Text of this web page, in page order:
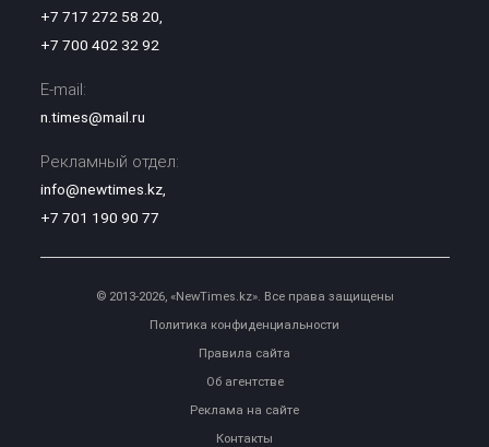
+7 717 272 58 20
+7 700 402 32 92
E-mail:
n.times@mail.ru
Рекламный отдел:
info@newtimes.kz,
+7 701 190 90 77
© 2013-2026, «NewTimes.kz». Все права защищены
Политика конфиденциальности
Правила сайта
Об агентстве
Реклама на сайте
Контакты